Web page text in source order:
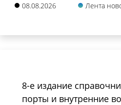
08.08.2026 Лента
8-е издание
порты и внутренние